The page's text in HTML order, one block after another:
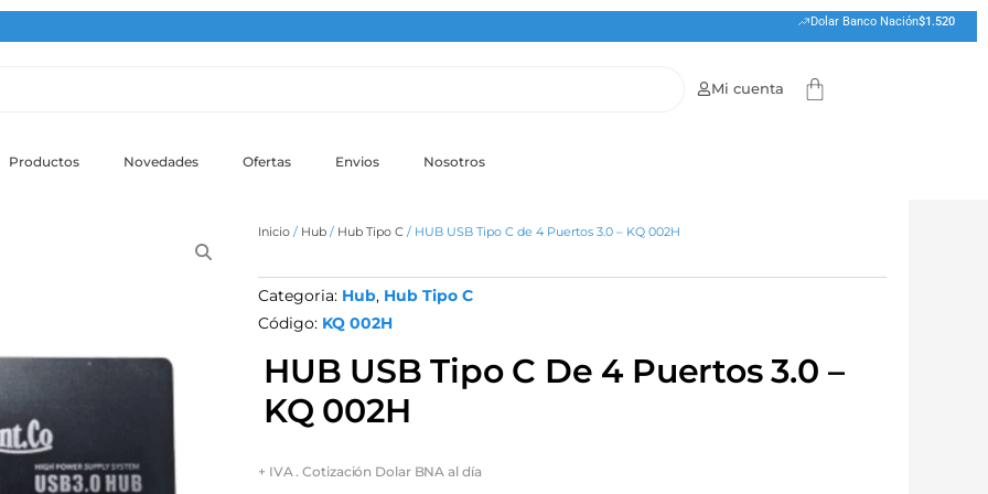
Dolar Banco Nación$1.520
Mi cuenta Cart
Productos Novedades Ofertas Envios Nosotros
Inicio / Hub / Hub Tipo C / HUB USB Tipo C de 4 Puertos 3.0 – KQ 002H
Categoria: Hub, Hub Tipo C
Código: KQ 002H
HUB USB Tipo C De 4 Puertos 3.0 –
KQ 002H
+ IVA . Cotización Dolar BNA al día